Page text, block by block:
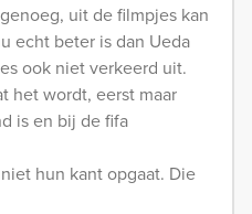
uit de filmpjes kan
echt beter is dan Ueda
ook niet verkeerd uit.
het wordt, eerst maar
is en bij de fifa
hun kant opgaat. Die